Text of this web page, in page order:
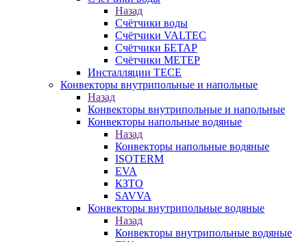
Назад
Счётчики воды
Счётчики VALTEC
Счётчики БЕТАР
Счётчики МЕТЕР
Инсталляции TECE
Конвекторы внутрипольные и напольные
Назад
Конвекторы внутрипольные и напольные
Конвекторы напольные водяные
Назад
Конвекторы напольные водяные
ISOTERM
EVA
КЗТО
SAVVA
Конвекторы внутрипольные водяные
Назад
Конвекторы внутрипольные водяные